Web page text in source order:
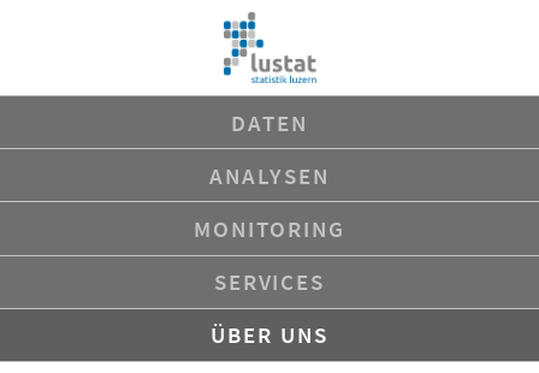
DATEN
ANALYSEN
MONITORING
SERVICES
ÜBER UNS